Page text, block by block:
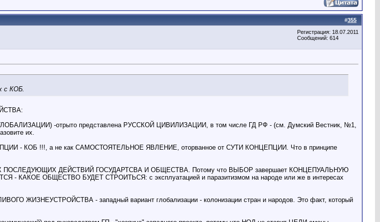
#355
Регистрация: 18.07.2011
Сообщений: 614
с КОБ.
-отрыто представлена РУССКОЙ ЦИВИЛИЗАЦИИ, в том числе ГД РФ - (см. Думский Вестник, №1,
их.
- КОБ !!!, а не как САМОСТОЯТЕЛЬНОЕ ЯВЛЕНИЕ, оторванное от СУТИ КОНЦЕПЦИИ. Что в принципе
ПОСЛЕДУЮЩИХ ДЕЙСТВИЙ ГОСУДАРТСВА И ОБЩЕСТВА. Потому что ВЫБОР завершает КОНЦЕПУАЛЬНУЮ
ОБЩЕСТВО БУДЕТ СТРОИТЬСЯ: с эксплуатацией и паразитизмом на народе или же в интересах
ЖИЗНЕУСТРОЙСТВА - западный вариант глобализации - колонизации стран и народов. Это факт, который